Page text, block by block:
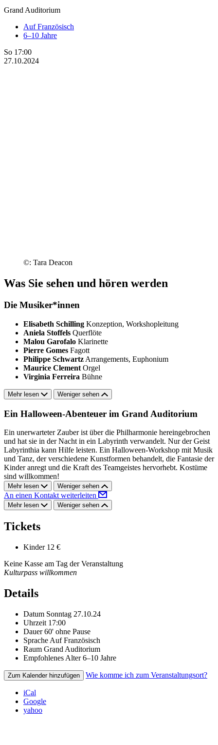
Grand Auditorium
Auf Französisch
6–10 Jahre
So 17:00
27.10.2024
©: Tara Deacon
Was Sie sehen und hören werden
Die Musiker*innen
Elisabeth Schilling Konzeption, Workshopleitung
Aniela Stoffels Querflöte
Malou Garofalo Klarinette
Pierre Gomes Fagott
Philippe Schwartz Arrangements, Euphonium
Maurice Clement Orgel
Virginia Ferreira Bühne
Mehr lesen Weniger sehen
Ein Halloween-Abenteuer im Grand Auditorium
Ein unerwarteter Zauber ist über die Philharmonie hereingebrochen
und hat sie in der Nacht in ein Labyrinth verwandelt. Nur der Geist
Labyrinthia kann Hilfe leisten. Ein Halloween-Workshop mit Musik
und Tanz, der verschiedene Kunstformen behandelt, die Fantasie der
Kinder anregt und die Kraft des Teamgeistes hervorhebt. Kostüme
sind willkommen!
Mehr lesen Weniger sehen
An einen Kontakt weiterleiten
Mehr lesen Weniger sehen
Tickets
Kinder 12 €
Keine Kasse am Tag der Veranstaltung
Kulturpass willkommen
Details
Datum Sonntag 27.10.24
Uhrzeit 17:00
Dauer 60' ohne Pause
Sprache Auf Französisch
Raum Grand Auditorium
Empfohlenes Alter 6–10 Jahre
Zum Kalender hinzufügen Wie komme ich zum Veranstaltungsort?
iCal
Google
yahoo